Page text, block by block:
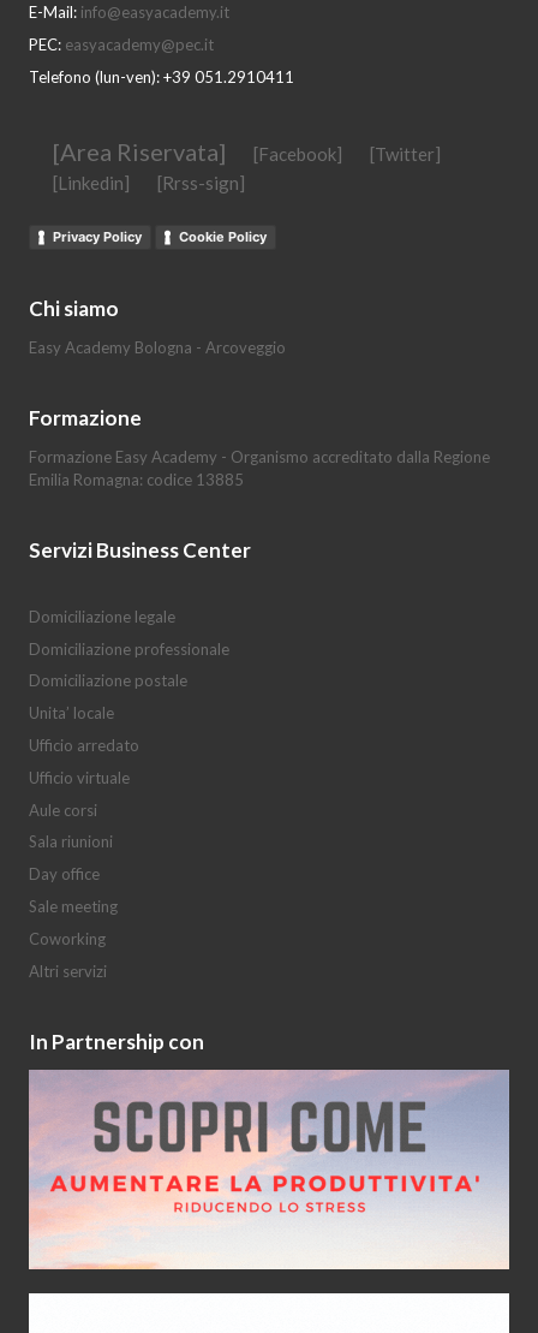
E-Mail: info@easyacademy.it
PEC: easyacademy@pec.it
Telefono (lun-ven): +39 051.2910411
[Area Riservata] [Facebook]
[Twitter]
[Linkedin]
[Rrss-sign]
Privacy Policy Cookie Policy
Chi siamo
Easy Academy Bologna - Arcoveggio
Formazione
Formazione Easy Academy - Organismo accreditato dalla Regione
Emilia Romagna: codice 13885
Servizi Business Center
Domiciliazione legale
Domiciliazione professionale
Domiciliazione postale
Unita’ locale
Ufficio arredato
Ufficio virtuale
Aule corsi
Sala riunioni
Day office
Sale meeting
Coworking
Altri servizi
In Partnership con